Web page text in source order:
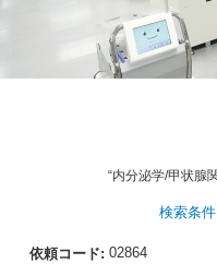
“内分泌学/甲状腺
検索条
02864